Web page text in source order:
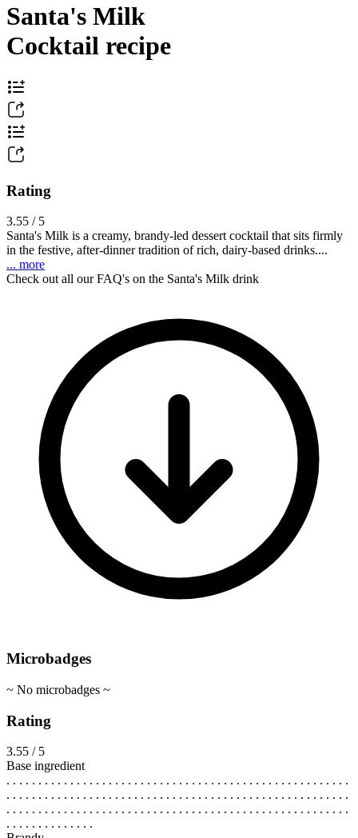
Santa's Milk
Cocktail recipe
Rating
3.55 / 5
Santa's Milk is a creamy, brandy-led dessert cocktail that sits firmly
in the festive, after-dinner tradition of rich, dairy-based drinks....
... more
Check out all our FAQ's on the Santa's Milk drink
Microbadges
~ No microbadges ~
Rating
3.55 / 5
Base ingredient
. . . . . . . . . . . . . . . . . . . . . . . . . . . . . . . . . . . . . . . . . . . . . . . . . . . . . .
. . . . . . . . . . . . . . . . . . . . . . . . . . . . . . . . . . . . . . . . . . . . . . . . . . . . . .
. . . . . . . . . . . . . . . . . . . . . . . . . . . . . . . . . . . . . . . . . . . . . . . . . . . . . .
. . . . . . . . . . . . . .